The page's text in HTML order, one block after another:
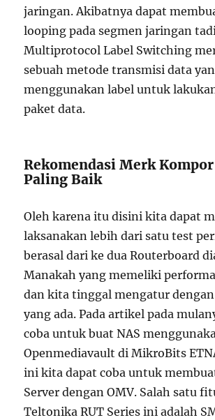
jaringan. Akibatnya dapat
looping pada segmen jaringan
Multiprotocol Label Switching
sebuah metode transmisi data
menggunakan label untuk
paket data.
Rekomendasi Merk
Paling Baik
Oleh karena itu disini kita dapat
laksanakan lebih dari satu test
berasal dari ke dua Routerboard
Manakah yang memeliki
dan kita tinggal mengatur
yang ada. Pada artikel pada
coba untuk buat NAS
Openmediavault di MikroBits
ini kita dapat coba untuk
Server dengan OMV. Salah satu
Teltonika RUT Series ini adalah